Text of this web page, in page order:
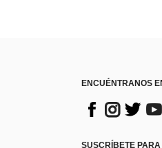
ENCUÉNTRANOS
SUSCRÍBETE